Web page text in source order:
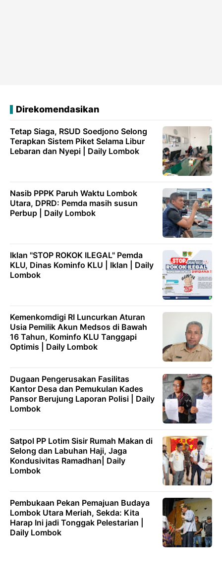
Direkomendasikan
Tetap Siaga, RSUD Soedjono Selong
Terapkan Sistem Piket Selama Libur
Lebaran dan Nyepi | Daily Lombok
Nasib PPPK Paruh Waktu Lombok
Utara, DPRD: Pemda masih susun
Perbup | Daily Lombok
Iklan "STOP ROKOK ILEGAL" Pemda
KLU, Dinas Kominfo KLU | Iklan | Daily
Lombok
Kemenkomdigi RI Luncurkan Aturan
Usia Pemilik Akun Medsos di Bawah
16 Tahun, Kominfo KLU Tanggapi
Optimis | Daily Lombok
Dugaan Pengerusakan Fasilitas
Kantor Desa dan Pemukulan Kades
Pansor Berujung Laporan Polisi | Daily
Lombok
Satpol PP Lotim Sisir Rumah Makan di
Selong dan Labuhan Haji, Jaga
Kondusivitas Ramadhan| Daily
Lombok
Pembukaan Pekan Pemajuan Budaya
Lombok Utara Meriah, Sekda: Kita
Harap Ini jadi Tonggak Pelestarian |
Daily Lombok